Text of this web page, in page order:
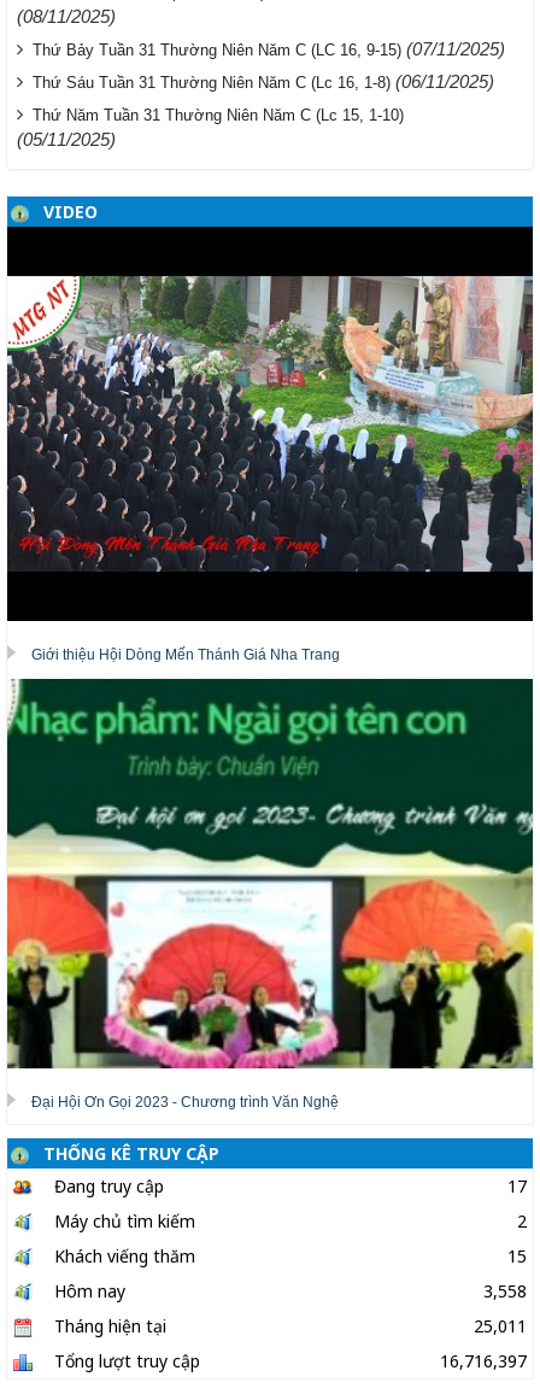
(08/11/2025)
Thứ Bảy Tuần 31 Thường Niên Năm C (LC 16, 9-15) (07/11/2025)
Thứ Sáu Tuần 31 Thường Niên Năm C (Lc 16, 1-8) (06/11/2025)
Thứ Năm Tuần 31 Thường Niên Năm C (Lc 15, 1-10)
(05/11/2025)
VIDEO
Giới thiệu Hội Dòng Mến Thánh Giá Nha Trang
Đại Hội Ơn Gọi 2023 - Chương trình Văn Nghệ
THỐNG KÊ TRUY CẬP
Đang truy cập
17
Máy chủ tìm kiếm
2
Khách viếng thăm
15
Hôm nay
3,558
Tháng hiện tại
25,011
Tổng lượt truy cập
16,716,397